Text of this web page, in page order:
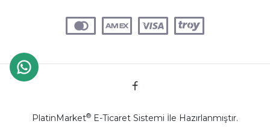
PlatinMarket® E-Ticaret Sistemi İle Hazırlanmıştır.